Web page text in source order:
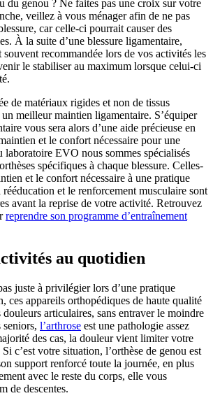
du genou ? Ne faites pas une croix sur votre
veillez à vous ménager afin de ne pas
car celle-ci pourrait causer des
À la suite d’une blessure ligamentaire,
souvent recommandée lors de vos activités les
le stabiliser au maximum lorsque celui-ci
de matériaux rigides et non de tissus
meilleur maintien ligamentaire. S’équiper
vous sera alors d’une aide précieuse en
et le confort nécessaire pour une
laboratoire EVO nous sommes spécialisés
spécifiques à chaque blessure. Celles-
et le confort nécessaire à une pratique
rééducation et le renforcement musculaire sont
avant la reprise de votre activité. Retrouvez
reprendre son programme d’entraînement
au quotidien
juste à privilégier lors d’une pratique
ces appareils orthopédiques de haute qualité
articulaires, sans entraver le moindre
l’arthrose est une pathologie assez
des cas, la douleur vient limiter votre
c’est votre situation, l’orthèse de genou est
support renforcé toute la journée, en plus
avec le reste du corps, elle vous
de descentes.